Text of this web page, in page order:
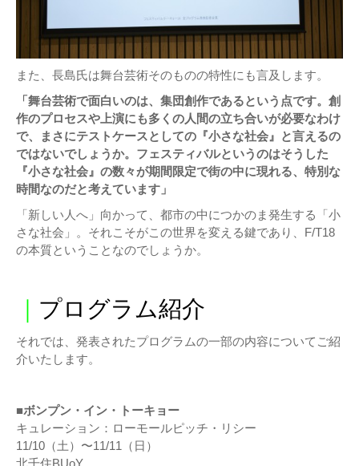
また、長島氏は舞台芸術そのものの特性にも言及します。
「舞台芸術で面白いのは、集団創作であるという点です。創
作のプロセスや上演にも多くの人間の立ち合いが必要なわけ
で、まさにテストケースとしての『小さな社会』と言えるの
ではないでしょうか。フェスティバルというのはそうした
『小さな社会』の数々が期間限定で街の中に現れる、特別な
時間なのだと考えています」
「新しい人へ」向かって、都市の中につかのま発生する「小
さな社会」。それこそがこの世界を変える鍵であり、F/T18
の本質ということなのでしょうか。
｜ プログラム紹介
それでは、発表されたプログラムの一部の内容についてご紹
介いたします。
■ボンプン・イン・トーキョー
キュレーション：ローモールピッチ・リシー
11/10（土）〜11/11（日）
北千住BUoY